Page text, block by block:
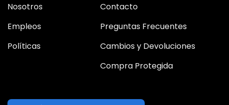
Nosotros
Empleos
Políticas
Contacto
Preguntas Frecuentes
Cambios y Devoluciones
Compra Protegida